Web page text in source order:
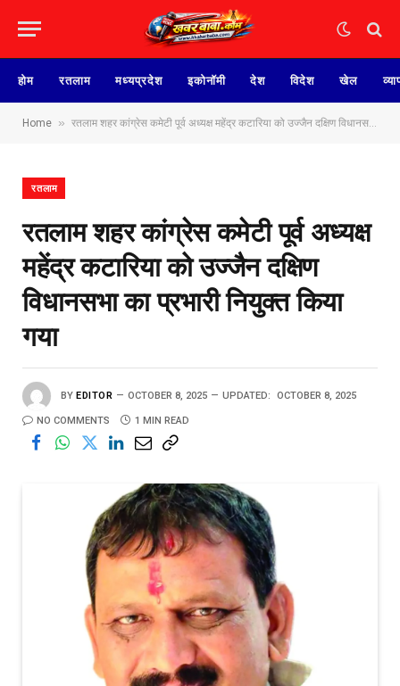
होम रतलाम मध्यप्रदेश इकोनॉमी देश विदेश खेल
Home » रतलाम शहर कांग्रेस कमेटी पूर्व अध्यक्ष महेंद्र कटारिया को उज्जैन दक्षिण विधानसभा का प्रभारी नियुक्त किया गया
रतलाम
रतलाम शहर कांग्रेस कमेटी पूर्व अध्यक्ष
महेंद्र कटारिया को उज्जैन दक्षिण
विधानसभा का प्रभारी नियुक्त किया
गया
BY EDITOR OCTOBER 8, 2025 UPDATED: OCTOBER 8, 2025
NO COMMENTS 1 MIN READ